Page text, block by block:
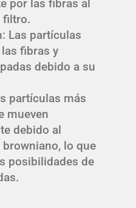
por las fibras al
filtro.
Las partículas
fibras y
debido a su
partículas más
mueven
debido al
lo que
posibilidades de